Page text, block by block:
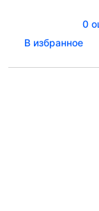
0
В избранное